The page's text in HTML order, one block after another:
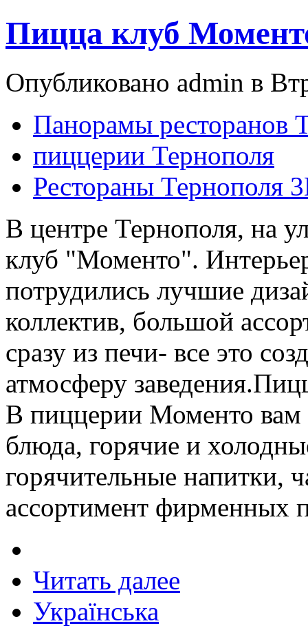
Пицца клуб
Опубликовано admin в
Панорамы ресторанов
пиццерии Тернополя
Рестораны Тернополя
В центре Тернополя, на
клуб "Моменто".
потрудились лучшие
коллектив, большой
сразу из печи- все это
атмосферу
В пиццерии Моменто вам
блюда, горячие и
горячительные напитки,
ассортимент фирменных
Читать далее
Українська